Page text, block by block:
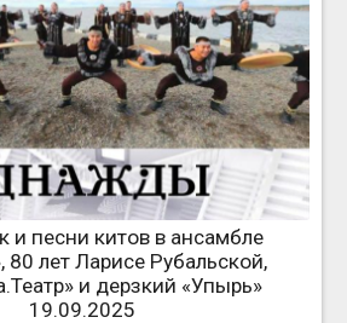
и песни китов в ансамбле
80 лет Ларисе Рубальской,
и дерзкий «Упырь»
19.09.2025